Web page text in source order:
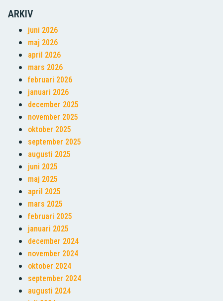
ARKIV
juni 2026
maj 2026
april 2026
mars 2026
februari 2026
januari 2026
december 2025
november 2025
oktober 2025
september 2025
augusti 2025
juni 2025
maj 2025
april 2025
mars 2025
februari 2025
januari 2025
december 2024
november 2024
oktober 2024
september 2024
augusti 2024